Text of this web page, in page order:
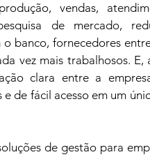
vendas,
de mercado,
banco, fornecedores
vez mais trabalhosos.
clara entre a
de fácil acesso em um
de gestão para